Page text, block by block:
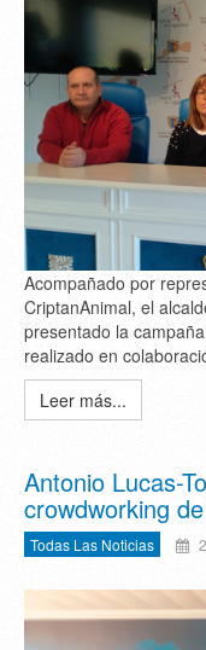
Acompañado por
CriptanAnimal, el
presentado la
realizado en
Leer más...
Antonio Lucas-
crowdworking
Todas Las Noticias